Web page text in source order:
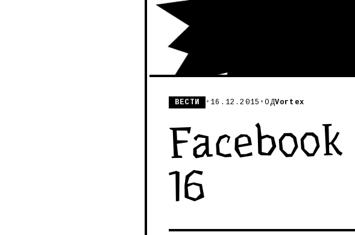
ВЕСТИ • 16.12.2015 •ОДVortex
16